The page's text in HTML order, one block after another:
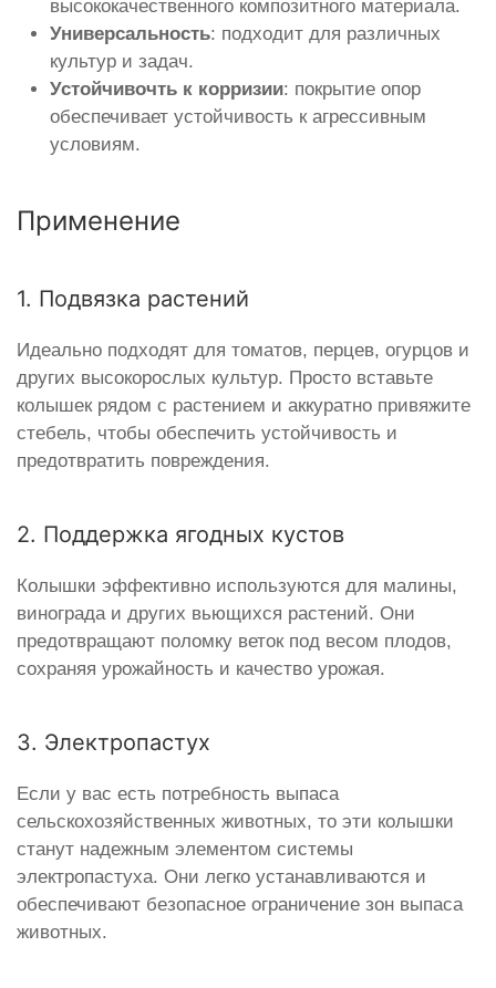
высококачественного композитного материала.
Универсальность: подходит для различных
культур и задач.
Устойчивочть к корризии: покрытие опор
обеспечивает устойчивость к агрессивным
условиям.
Применение
1. Подвязка растений
Идеально подходят для томатов, перцев, огурцов и
других высокорослых культур. Просто вставьте
колышек рядом с растением и аккуратно привяжите
стебель, чтобы обеспечить устойчивость и
предотвратить повреждения.
2. Поддержка ягодных кустов
Колышки эффективно используются для малины,
винограда и других вьющихся растений. Они
предотвращают поломку веток под весом плодов,
сохраняя урожайность и качество урожая.
3. Электропастух
Если у вас есть потребность выпаса
сельскохозяйственных животных, то эти колышки
станут надежным элементом системы
электропастуха. Они легко устанавливаются и
обеспечивают безопасное ограничение зон выпаса
животных.